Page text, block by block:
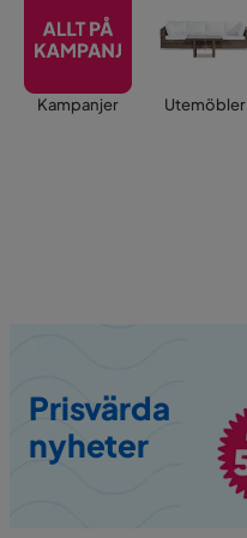
Kampanjer Utemöbler
Prisvärda
nyheter